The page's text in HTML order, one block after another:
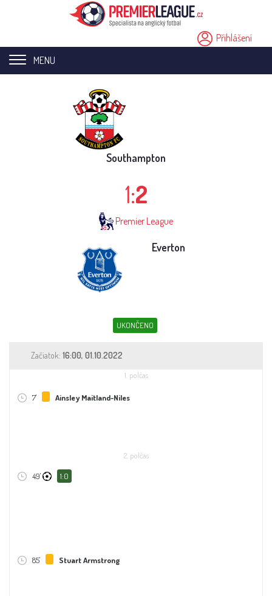
Přihlášení
MENU
Southampton
1:2
Premier League
Everton
UKONČENO
Začiatok: 16:00, 01.10.2022
1. polčas
7' Ainsley Maitland-Niles
2. polčas
49' 1:0
85' Stuart Armstrong